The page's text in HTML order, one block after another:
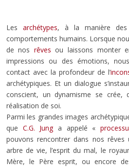
Les archétypes, à la manière des
comportements humains. Lorsque
de nos rêves ou laissons monter
impressions ou des émotions,
contact avec la profondeur de l’
archétypiques. Et un dialogue
conscient, un dynamisme se crée,
réalisation de soi.
Parmi les grandes images
que C.G. Junga appelé «
pouvons rencontrer dans nos rêves
arbre de vie, l’esprit du mal, le
Mère, le Père esprit, ou encore